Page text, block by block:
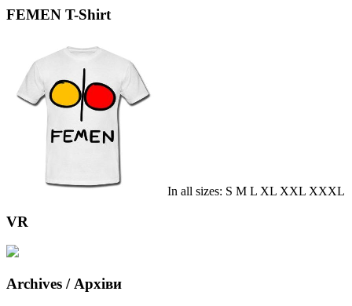
FEMEN T-Shirt
In all sizes: S M L XL XXL XXXL
VR
Archives / Архіви